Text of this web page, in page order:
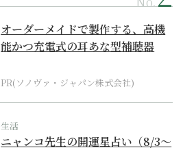
オーダーメイドで製作する、高機
能かつ充電式の耳あな型補聴器
PR(ソノヴァ・ジャパン株式会社)
生活
ニャンコ先生の開運星占い（8/3～